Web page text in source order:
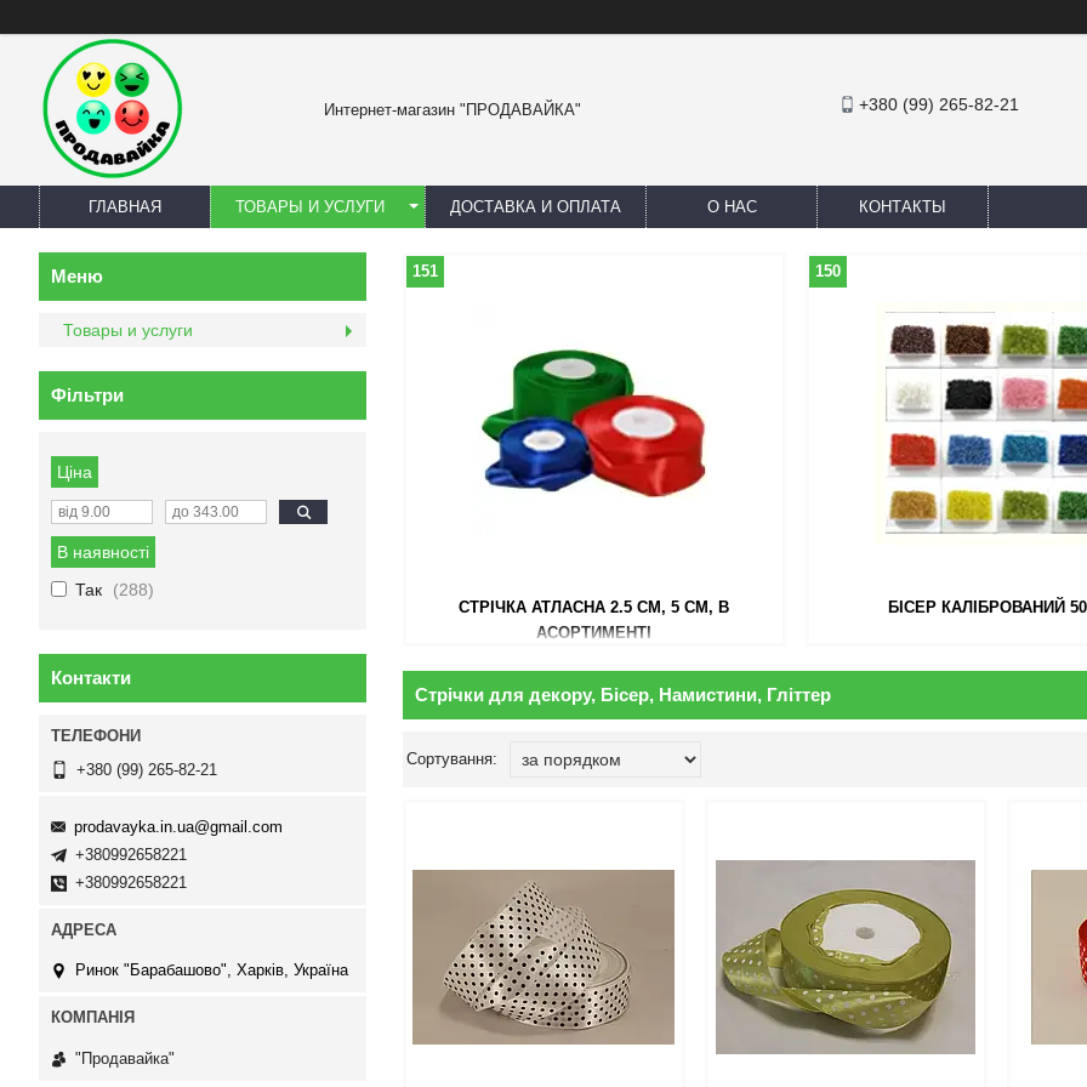
Интернет-магазин "ПРОДАВАЙКА" +380 (99) 265-82-21
ГЛАВНАЯ ТОВАРЫ И УСЛУГИ ДОСТАВКА И ОПЛАТА О НАС КОНТАКТЫ
СТРІЧКА АТЛАСНА 2.5 СМ, 5 СМ, В
АСОРТИМЕНТІ
151
БІСЕР КАЛІБРОВАНИЙ
150
Стрічки для декору, Бісер, Намистини, Гліттер
Товары и услуги
Фільтри
Ціна
В наявності
Так
288
Контакти
+380 (99) 265-82-21
prodavayka.in.ua@gmail.com
+380992658221
+380992658221
Ринок "Барабашово", Харків, Україна
"Продавайка"